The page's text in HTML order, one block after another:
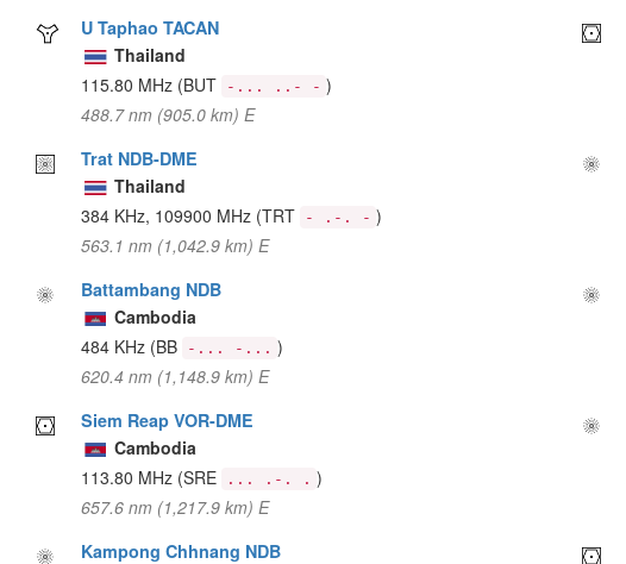
U Taphao TACAN
Thailand
115.80 MHz (BUT -... ..- - )
488.7 nm (905.0 km) E
Trat NDB-DME
Thailand
384 KHz, 109900 MHz (TRT - .-. - )
563.1 nm (1,042.9 km) E
Battambang NDB
Cambodia
484 KHz (BB -... -... )
620.4 nm (1,148.9 km) E
Siem Reap VOR-DME
Cambodia
113.80 MHz (SRE ... .-. . )
657.6 nm (1,217.9 km) E
Kampong Chhnang NDB